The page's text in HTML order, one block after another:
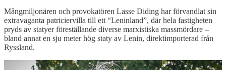
Mångmiljonären och provokatören Lasse Diding har förvandlat sin
extravaganta patriciervilla till ett “Leninland”, där hela fastigheten
pryds av statyer föreställande diverse marxistiska massmördare –
bland annat en sju meter hög staty av Lenin, direktimporterad från
Ryssland.